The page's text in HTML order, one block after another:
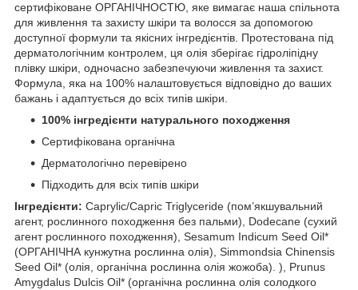
сертифіковане ОРГАНІЧНОСТЮ, яке вимагає наша спільнота
для живлення та захисту шкіри та волосся за допомогою
доступної формули та якісних інгредієнтів. Протестована під
дерматологічним контролем, ця олія зберігає гідроліпідну
плівку шкіри, одночасно забезпечуючи живлення та захист.
Формула, яка на 100% налаштовується відповідно до ваших
бажань і адаптується до всіх типів шкіри.
100% інгредієнти натурального походження
Сертифікована органічна
Дерматологічно перевірено
Підходить для всіх типів шкіри
Інгредієнти: Caprylic/Capric Triglyceride (пом’якшувальний
агент, рослинного походження без пальми), Dodecane (сухий
агент рослинного походження), Sesamum Indicum Seed Oil*
(ОРГАНІЧНА кунжутна рослинна олія), Simmondsia Chinensis
Seed Oil* (олія, органічна рослинна олія жожоба). ), Prunus
Amygdalus Dulcis Oil* (органічна рослинна олія солодкого